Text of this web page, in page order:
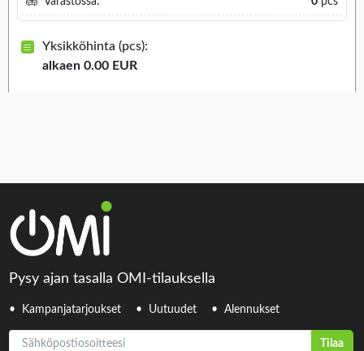
Yksikköhinta (pcs):
alkaen 0.00 EUR
Pysy ajan tasalla OMI-tilauksella
Kampanjatarjoukset Uutuudet Alennukset
Sähköpostiosoitteesi
Tilaa